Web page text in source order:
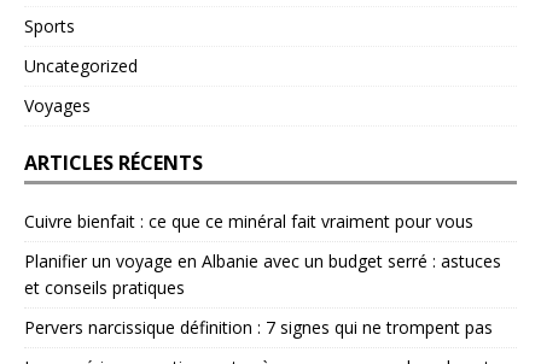
Sports
Uncategorized
Voyages
ARTICLES RÉCENTS
Cuivre bienfait : ce que ce minéral fait vraiment pour vous
Planifier un voyage en Albanie avec un budget serré : astuces
et conseils pratiques
Pervers narcissique définition : 7 signes qui ne trompent pas